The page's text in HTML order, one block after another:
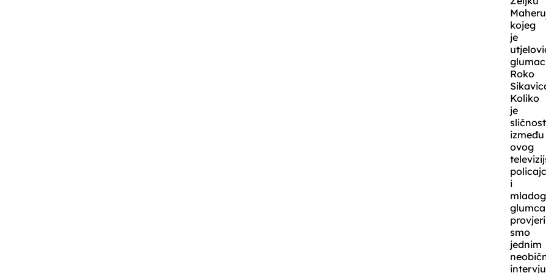
kojeg
je
glumac
Roko
Koliko
je
između
ovog
i
mladog
smo
jednim